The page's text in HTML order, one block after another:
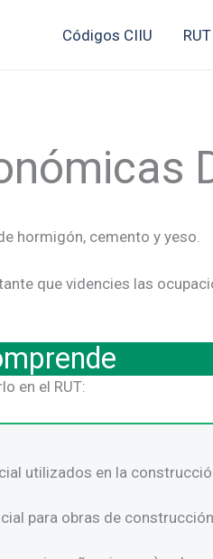
Códigos CIIU RUT
hormigón, cemento y yeso.
que videncies las
en el RUT:
utilizados en la
para obras de